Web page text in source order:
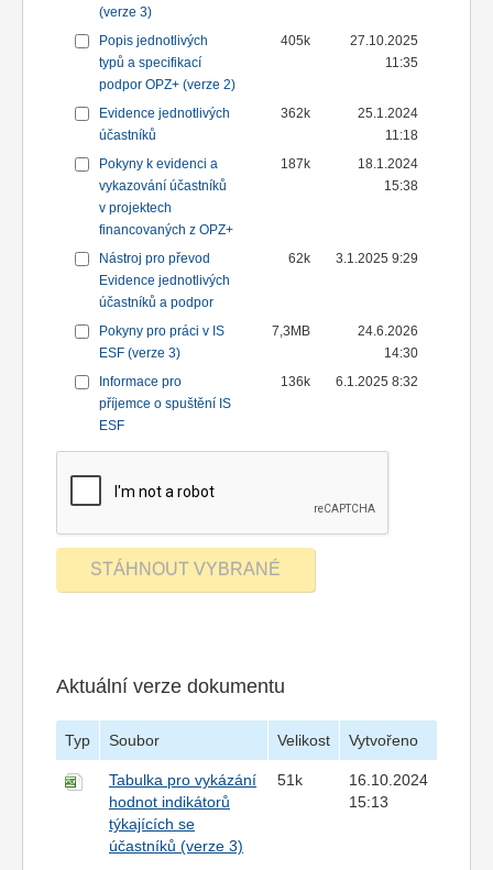
(verze 3)
Popis jednotlivých
typů a specifikací
podpor OPZ+ (verze 2)
405k
27.10.2025
11:35
Evidence jednotlivých
účastníků
362k
25.1.2024
11:18
Pokyny k evidenci a
vykazování účastníků
v projektech
financovaných z OPZ+
187k
18.1.2024
15:38
Nástroj pro převod
Evidence jednotlivých
účastníků a podpor
62k 3.1.2025 9:29
Pokyny pro práci v IS
ESF (verze 3)
7,3MB
24.6.2026
14:30
Informace pro
příjemce o spuštění IS
ESF
136k 6.1.2025 8:32
Aktuální verze dokumentu
Typ Soubor Velikost Vytvořeno
Tabulka pro vykázání
hodnot indikátorů
týkajících se
účastníků (verze 3)
51k
16.10.2024
15:13